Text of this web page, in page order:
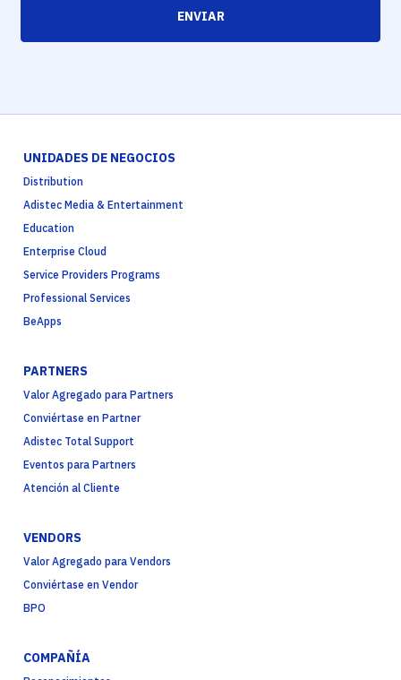
ENVIAR
UNIDADES DE NEGOCIOS
Distribution
Adistec Media & Entertainment
Education
Enterprise Cloud
Service Providers Programs
Professional Services
BeApps
PARTNERS
Valor Agregado para Partners
Conviértase en Partner
Adistec Total Support
Eventos para Partners
Atención al Cliente
VENDORS
Valor Agregado para Vendors
Conviértase en Vendor
BPO
COMPAÑÍA